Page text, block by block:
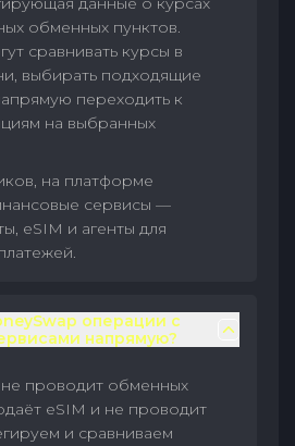
обменных пунктов.
сравнивать курсы в
выбирать подходящие
переходить к
на выбранных
на платформе
сервисы —
eSIM и агенты для
операции с
напрямую?
проводит обменных
eSIM и не проводит
и сравниваем